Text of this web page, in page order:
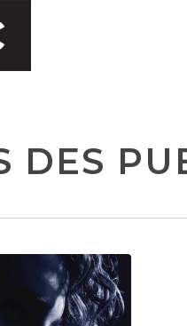
ESC to close
DES